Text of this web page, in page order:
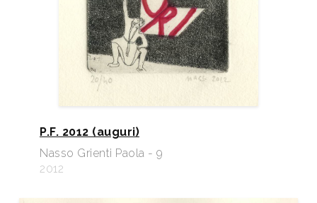
P.F. 2012 (auguri)
Nasso Grienti Paola - 9
2012